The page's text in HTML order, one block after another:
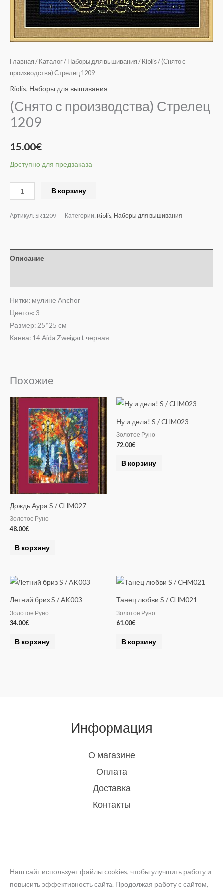
Главная / Каталог/ Наборы для вышивания / Riolis/ (Снято с
производства) Стрелец 1209
Riolis, Наборы для вышивания
(Снято с производства) Стрелец
1209
15.00€
Доступно для предзаказа
В корзину
Артикул: SR1209 Категории: Riolis Наборы для вышивания
Описание
Нитки: мулине Anchor
Цветов: 3
Размер: 25*25 см
Канва: 14 Aida Zweigart черная
Похожие
Дождь Аура S / CHM027
Золотое Руно
48.00€
В корзину
Ну и дела! S / CHM023
Золотое Руно
72.00€
В корзину
Летний бриз S / AK003
Золотое Руно
34.00€
В корзину
Танец любви S / CHM021
Золотое Руно
61.00€
В корзину
Информация
О магазине
Оплата
Доставка
Контакты
Наш сайт использует файлы cookies, чтобы улучшить работу и
повысить эффективность сайта. Продолжая работу с сайтом,